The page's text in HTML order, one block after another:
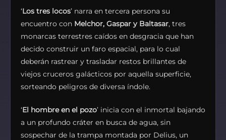
‘Los tres locos’ narra en tercera persona su
encuentro con Melchor, Gaspar y Baltasar, tres
monarcas terrestres caídos en desgracia que han
decido construir un faro espacial, para lo cual
deberán rastrear y trasladar restos brillantes de
viejos cruceros galácticos por aquella superficie,
sorteando peligros de diversa índole.
‘El hombre en el pozo’ inicia con el inmortal bajando
a un profundo cráter en busca de agua, sin
sospechar de la trampa montada por Delius, un